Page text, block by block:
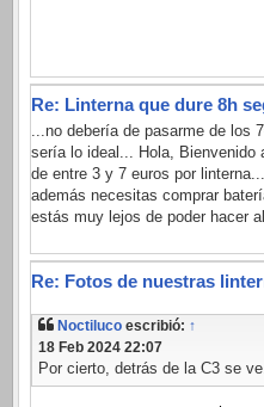
Re: Linterna que dure 8h
...no debería de pasarme de los
sería lo ideal... Hola, Bienvenido
de entre 3 y 7 euros por
además necesitas comprar
estás muy lejos de poder hacer
Re: Fotos de nuestras
Noctiluco escribió: ↑
18 Feb 2024 22:07
Por cierto, detrás de la C3 se